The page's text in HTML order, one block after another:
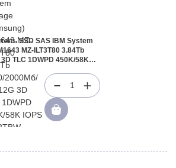
SSD SAS IBM System
MZ-ILT3T80 3.84Tb
TLC 1DWPD 450K/58K
SAS 2,5 For Storwize
1